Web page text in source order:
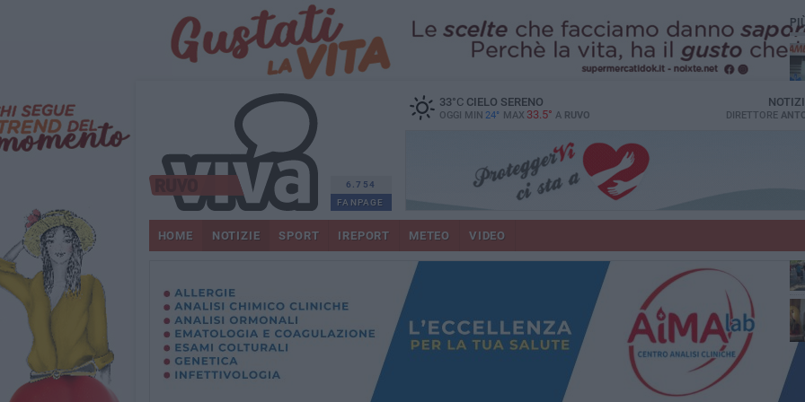
6.754
FANPAGE
33°CCIELO SERENO
OGGI MIN 24° MAX 33.5° A RUVO DIRETTORE
HOME NOTIZIE SPORT IREPORT METEO VIDEO